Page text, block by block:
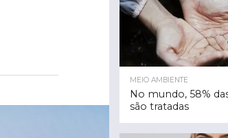
MEIO AMBIENTE
No mundo, 58%
são tratadas